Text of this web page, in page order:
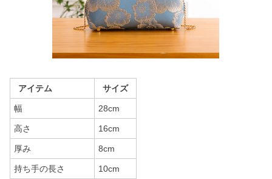
アイテム サイズ
幅 28cm
高さ 16cm
厚み 8cm
持ち手の長さ 10cm